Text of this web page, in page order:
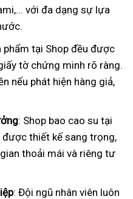
với đa dạng sự lựa
phẩm tại Shop đều được
tờ chứng minh rõ ràng.
nếu phát hiện hàng giả,
: Shop bao cao su tại
được thiết kế sang trọng,
thoải mái và riêng tư
: Đội ngũ nhân viên luôn